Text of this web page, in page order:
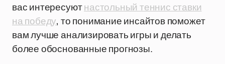
вас интересуютнастольный теннис ставки
на победу, то понимание инсайтов поможет
вам лучше анализировать игры и делать
более обоснованные прогнозы.